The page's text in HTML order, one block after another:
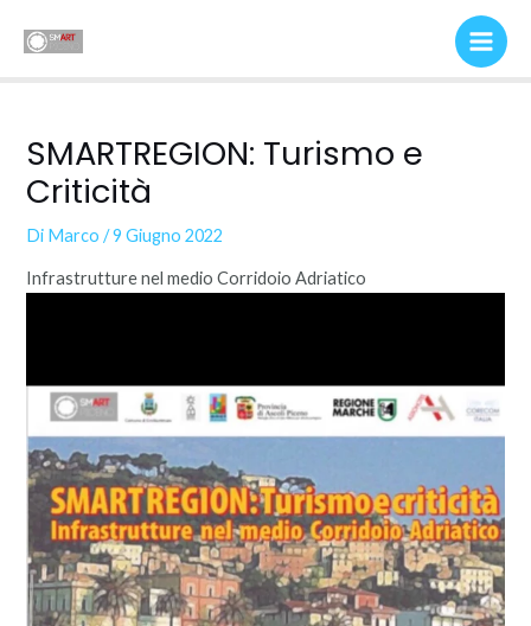
Main
SMARTREGION: Turismo e
Criticità
Di Marco/9 Giugno 2022
Infrastrutture nel medio Corridoio Adriatico